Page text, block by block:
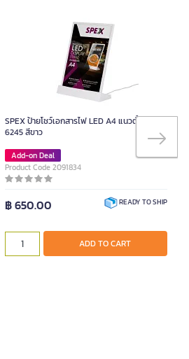
SPEX ป้ายโชว์เอกสารไฟ LED A4 แนวตั้ง รุ่น
6245 สีขาว
Add-on Deal
Product Code 2091834
฿ 650.00 READY TO SHIP
ADD TO CART